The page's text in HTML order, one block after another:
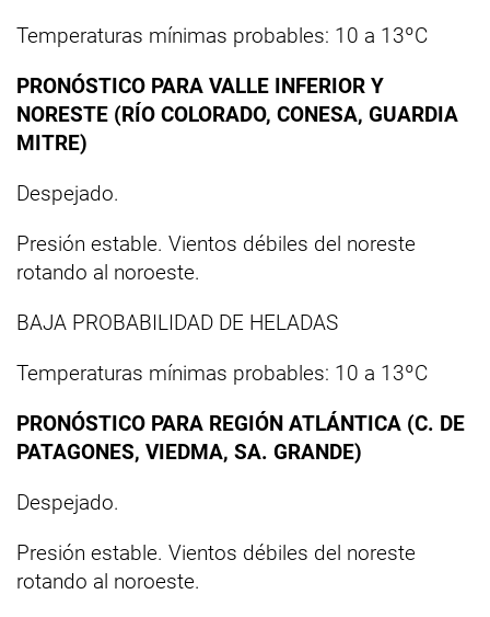
Temperaturas mínimas probables: 10 a 13ºC
PRONÓSTICO PARA VALLE INFERIOR Y
NORESTE (RÍO COLORADO, CONESA, GUARDIA
MITRE)
Despejado.
Presión estable. Vientos débiles del noreste
rotando al noroeste.
BAJA PROBABILIDAD DE HELADAS
Temperaturas mínimas probables: 10 a 13ºC
PRONÓSTICO PARA REGIÓN ATLÁNTICA (C. DE
PATAGONES, VIEDMA, SA. GRANDE)
Despejado.
Presión estable. Vientos débiles del noreste
rotando al noroeste.